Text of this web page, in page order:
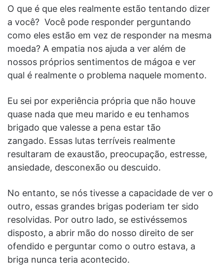
O que é que eles realmente estão tentando dizer
a você? Você pode responder perguntando
como eles estão em vez de responder na mesma
moeda? A empatia nos ajuda a ver além de
nossos próprios sentimentos de mágoa e ver
qual é realmente o problema naquele momento.
Eu sei por experiência própria que não houve
quase nada que meu marido e eu tenhamos
brigado que valesse a pena estar tão
zangado. Essas lutas terríveis realmente
resultaram de exaustão, preocupação, estresse,
ansiedade, desconexão ou descuido.
No entanto, se nós tivesse a capacidade de ver o
outro, essas grandes brigas poderiam ter sido
resolvidas. Por outro lado, se estivéssemos
disposto, a abrir mão do nosso direito de ser
ofendido e perguntar como o outro estava, a
briga nunca teria acontecido.